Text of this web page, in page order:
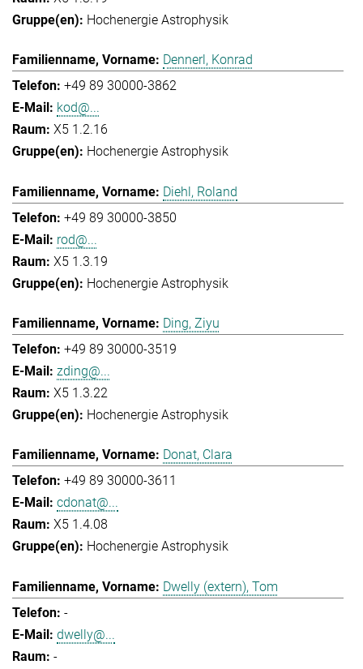
Hochenergie Astrophysik
Dennerl, Konrad
+49 89 30000-3862
kod@...
X5 1.2.16
Hochenergie Astrophysik
Diehl, Roland
+49 89 30000-3850
rod@...
X5 1.3.19
Hochenergie Astrophysik
Ding, Ziyu
+49 89 30000-3519
zding@...
X5 1.3.22
Hochenergie Astrophysik
Donat, Clara
+49 89 30000-3611
cdonat@...
X5 1.4.08
Hochenergie Astrophysik
Dwelly (extern), Tom
-
dwelly@...
-